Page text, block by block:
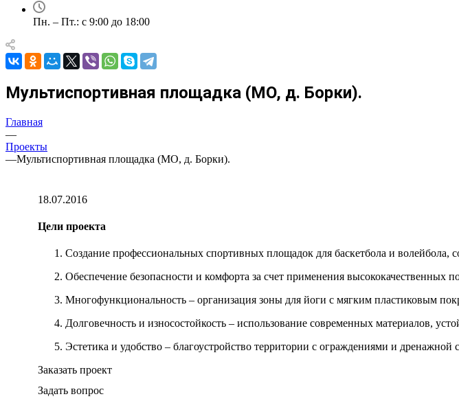
Пн. – Пт.: с 9:00 до 18:00
Мультиспортивная площадка (МО, д. Борки).
Главная
—
Проекты
—Мультиспортивная площадка (МО, д. Борки).
18.07.2016
Цели проекта
Создание профессиональных спортивных площадок для баскетбола и волейбола,
Обеспечение безопасности и комфорта за счет применения высококачественных
Многофункциональность – организация зоны для йоги с мягким пластиковым
Долговечность и износостойкость – использование современных материалов,
Эстетика и удобство – благоустройство территории с ограждениями и дренажной
Заказать проект
Задать вопрос